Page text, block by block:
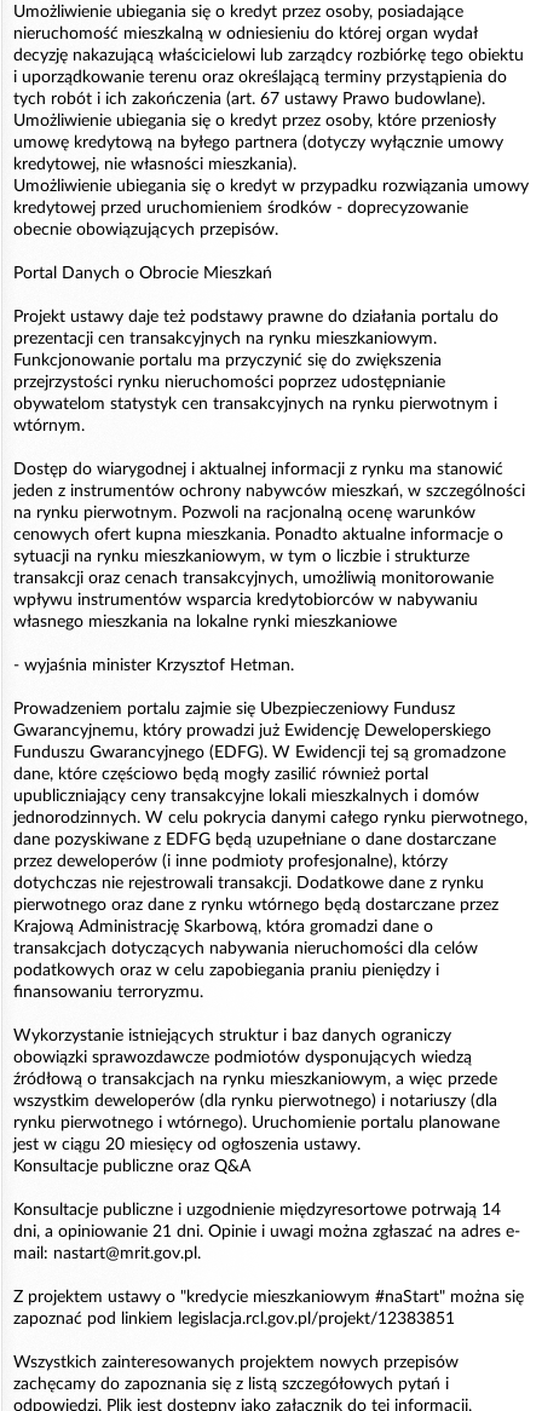
Umożliwienie ubiegania się o kredyt przez osoby, posiadające
nieruchomość mieszkalną w odniesieniu do której organ wydał
decyzję nakazującą właścicielowi lub zarządcy rozbiórkę tego obiektu
i uporządkowanie terenu oraz określającą terminy przystąpienia do
tych robót i ich zakończenia (art. 67 ustawy Prawo budowlane).
Umożliwienie ubiegania się o kredyt przez osoby, które przeniosły
umowę kredytową na byłego partnera (dotyczy wyłącznie umowy
kredytowej, nie własności mieszkania).
Umożliwienie ubiegania się o kredyt w przypadku rozwiązania umowy
kredytowej przed uruchomieniem środków - doprecyzowanie
obecnie obowiązujących przepisów.
Portal Danych o Obrocie Mieszkań
Projekt ustawy daje też podstawy prawne do działania portalu do
prezentacji cen transakcyjnych na rynku mieszkaniowym.
Funkcjonowanie portalu ma przyczynić się do zwiększenia
przejrzystości rynku nieruchomości poprzez udostępnianie
obywatelom statystyk cen transakcyjnych na rynku pierwotnym i
wtórnym.
Dostęp do wiarygodnej i aktualnej informacji z rynku ma stanowić
jeden z instrumentów ochrony nabywców mieszkań, w szczególności
na rynku pierwotnym. Pozwoli na racjonalną ocenę warunków
cenowych ofert kupna mieszkania. Ponadto aktualne informacje o
sytuacji na rynku mieszkaniowym, w tym o liczbie i strukturze
transakcji oraz cenach transakcyjnych, umożliwią monitorowanie
wpływu instrumentów wsparcia kredytobiorców w nabywaniu
własnego mieszkania na lokalne rynki mieszkaniowe
- wyjaśnia minister Krzysztof Hetman.
Prowadzeniem portalu zajmie się Ubezpieczeniowy Fundusz
Gwarancyjnemu, który prowadzi już Ewidencję Deweloperskiego
Funduszu Gwarancyjnego (EDFG). W Ewidencji tej są gromadzone
dane, które częściowo będą mogły zasilić również portal
upubliczniający ceny transakcyjne lokali mieszkalnych i domów
jednorodzinnych. W celu pokrycia danymi całego rynku pierwotnego,
dane pozyskiwane z EDFG będą uzupełniane o dane dostarczane
przez deweloperów (i inne podmioty profesjonalne), którzy
dotychczas nie rejestrowali transakcji. Dodatkowe dane z rynku
pierwotnego oraz dane z rynku wtórnego będą dostarczane przez
Krajową Administrację Skarbową, która gromadzi dane o
transakcjach dotyczących nabywania nieruchomości dla celów
podatkowych oraz w celu zapobiegania praniu pieniędzy i
finansowaniu terroryzmu.
Wykorzystanie istniejących struktur i baz danych ograniczy
obowiązki sprawozdawcze podmiotów dysponujących wiedzą
źródłową o transakcjach na rynku mieszkaniowym, a więc przede
wszystkim deweloperów (dla rynku pierwotnego) i notariuszy (dla
rynku pierwotnego i wtórnego). Uruchomienie portalu planowane
jest w ciągu 20 miesięcy od ogłoszenia ustawy.
Konsultacje publiczne oraz Q&A
Konsultacje publiczne i uzgodnienie międzyresortowe potrwają 14
dni, a opiniowanie 21 dni. Opinie i uwagi można zgłaszać na adres e-
mail: nastart@mrit.gov.pl.
Z projektem ustawy o "kredycie mieszkaniowym #naStart" można się
zapoznać pod linkiem legislacja.rcl.gov.pl/projekt/12383851
Wszystkich zainteresowanych projektem nowych przepisów
zachęcamy do zapoznania się z listą szczegółowych pytań i
odpowiedzi. Plik jest dostępny jako załącznik do tej informacji.